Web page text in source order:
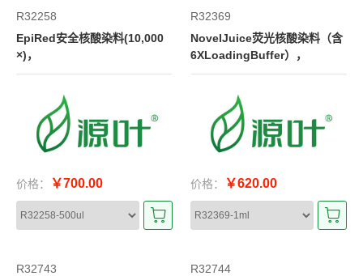
R32258
EpiRed安全核酸染料(10,000
×)，
价格： ￥700.00
R32369
NovelJuice荧光核酸染料（含
6XLoadingBuffer），
价格： ￥620.00
R32743
R32744